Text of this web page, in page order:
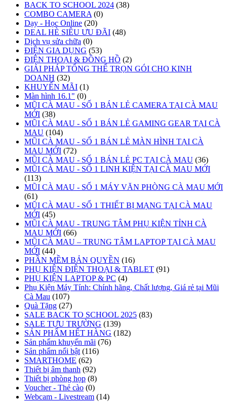
BACK TO SCHOOL 2024 (38)
COMBO CAMERA (0)
Dạy - Học Online (20)
DEAL HÈ SIÊU ƯU ĐÃI (48)
Dịch vụ sửa chữa (0)
ĐIỆN GIA DỤNG (53)
ĐIỆN THOẠI & ĐỒNG HỒ (2)
GIẢI PHÁP TỔNG THỂ TRỌN GÓI CHO KINH
DOANH (32)
KHUYẾN MÃI (1)
Màn hình 16.1" (0)
MŨI CÀ MAU - SỐ 1 BÁN LẺ CAMERA TẠI CÀ MAU
MỚI (38)
MŨI CÀ MAU - SỐ 1 BÁN LẺ GAMING GEAR TẠI CÀ
MAU (104)
MŨI CÀ MAU - SỐ 1 BÁN LẺ MÀN HÌNH TẠI CÀ
MAU MỚI (72)
MŨI CÀ MAU - SỐ 1 BÁN LẺ PC TẠI CÀ MAU (36)
MŨI CÀ MAU - SỐ 1 LINH KIỆN TẠI CÀ MAU MỚI
(113)
MŨI CÀ MAU - SỐ 1 MÁY VĂN PHÒNG CÀ MAU MỚI
(61)
MŨI CÀ MAU - SỐ 1 THIẾT BỊ MẠNG TẠI CÀ MAU
MỚI (45)
MŨI CÀ MAU - TRUNG TÂM PHỤ KIỆN TỈNH CÀ
MAU MỚI (66)
MŨI CÀ MAU – TRUNG TÂM LAPTOP TẠI CÀ MAU
MỚI (44)
PHẦN MỀM BẢN QUYỀN (16)
PHỤ KIỆN ĐIỆN THOẠI & TABLET (91)
PHỤ KIỆN LAPTOP & PC (4)
Phụ Kiện Máy Tính: Chính hãng, Chất lượng, Giá rẻ tại Mũi
Cà Mau (107)
Quà Tặng (27)
SALE BACK TO SCHOOL 2025 (83)
SALE TỰU TRƯỜNG (139)
SẢN PHẨM HẾT HÀNG (182)
Sản phẩm khuyến mãi (76)
Sản phẩm nổi bật (116)
SMARTHOME (62)
Thiết bị âm thanh (92)
Thiết bị phòng họp (8)
Voucher - Thẻ cào (0)
Webcam - Livestream (14)